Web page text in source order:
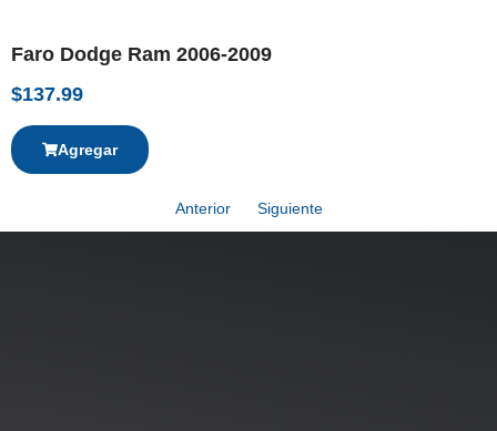
Faro Dodge Ram 2006-2009
$137.99
Agregar
Anterior Siguiente